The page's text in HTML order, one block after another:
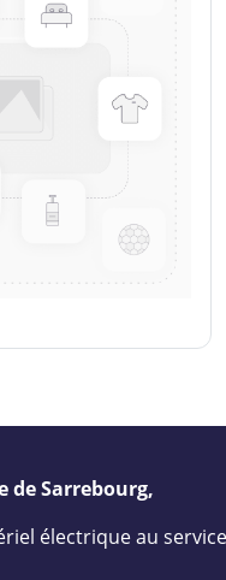
de Sarrebourg,
électrique au